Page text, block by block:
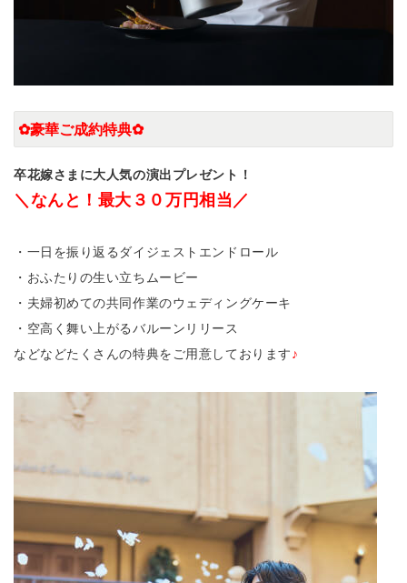
✿豪華ご成約特典✿
卒花嫁さまに大人気の演出プレゼント！
＼なんと！最大３０万円相当／
・一日を振り返るダイジェストエンドロール
・おふたりの生い立ちムービー
・夫婦初めての共同作業のウェディングケーキ
・空高く舞い上がるバルーンリリース
などなどたくさんの特典をご用意しております♪